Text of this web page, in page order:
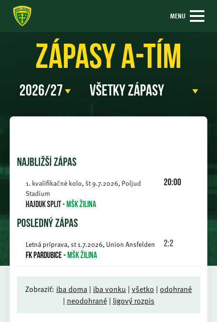
MENU
Zápasy A-tím
NAJBLIŽŠÍ ZÁPAS
1. kvalifikačné kolo, št 9.7.2026, Poljud
Stadium
Hajduk Split-MŠK Žilina
20:00
POSLEDNÝ ZÁPAS
Letná príprava, st 1.7.2026, Union Ansfelden
FK Pardubice-MŠK Žilina
2:2
Zobraziť: iba doma | iba vonku | všetko | odohrané
| neodohrané| ligový rozpis